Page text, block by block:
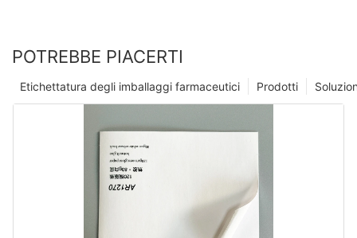
POTREBBE PIACERTI
Prodotti
Etichettatura degli imballaggi farmaceutici